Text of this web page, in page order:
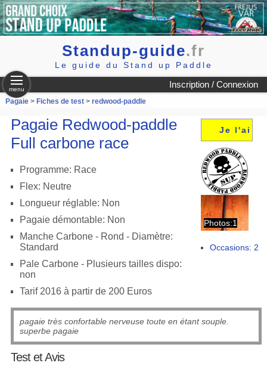
Standup-guide.fr
Le guide du Stand up Paddle
Inscription / Connexion
menu
Pagaie> Fiches de test> redwood-paddle
Je l'ai
Photos:1
Occasions: 2
Pagaie Redwood-paddle
Full carbone race
Programme: Race
Flex: Neutre
Longueur réglable: Non
Pagaie démontable: Non
Manche Carbone - Rond - Diamètre:
Standard
Pale Carbone - Plusieurs tailles dispo:
non
Tarif 2016 à partir de 200 Euros
pagaie très confortable nerveuse toute en étant souple.
superbe pagaie
Test et Avis